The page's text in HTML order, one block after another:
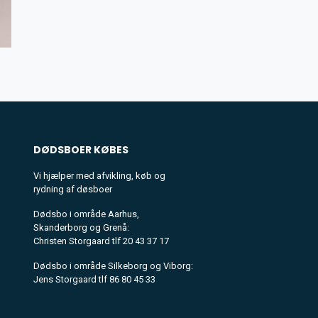
DØDSBOER KØBES
Vi hjælper med afvikling, køb og
rydning af døsboer
Dødsbo i område Aarhus,
Skanderborg og Grenå:
Christen Storgaard tlf 20 43 37 17
Dødsbo i område Silkeborg og Viborg:
Jens Storgaard tlf 86 80 45 33